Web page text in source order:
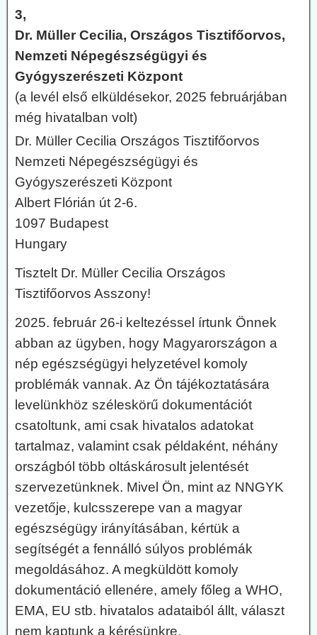
3,
Dr. Müller Cecilia, Országos Tisztifőorvos,
Nemzeti Népegészségügyi és
Gyógyszerészeti Központ
(a levél első elküldésekor, 2025 februárjában
még hivatalban volt)
Dr. Müller Cecilia Országos Tisztifőorvos
Nemzeti Népegészségügyi és
Gyógyszerészeti Központ
Albert Flórián út 2-6.
1097 Budapest
Hungary
Tisztelt Dr. Müller Cecilia Országos
Tisztifőorvos Asszony!
2025. február 26-i keltezéssel írtunk Önnek
abban az ügyben, hogy Magyarországon a
nép egészségügyi helyzetével komoly
problémák vannak. Az Ön tájékoztatására
levelünkhöz széleskörű dokumentációt
csatoltunk, ami csak hivatalos adatokat
tartalmaz, valamint csak példaként, néhány
országból több oltáskárosult jelentését
szervezetünknek. Mivel Ön, mint az NNGYK
vezetője, kulcsszerepe van a magyar
egészségügy irányításában, kértük a
segítségét a fennálló súlyos problémák
megoldásához. A megküldött komoly
dokumentáció ellenére, amely főleg a WHO,
EMA, EU stb. hivatalos adataiból állt, választ
nem kaptunk a kérésünkre.